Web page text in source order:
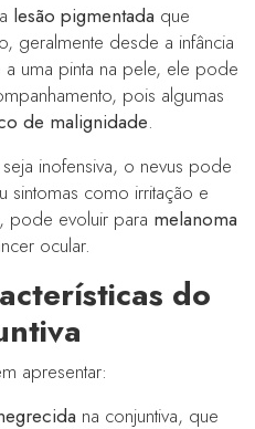
lesão pigmentada que
geralmente desde a infância
uma pinta na pele, ele pode
pois algumas
de malignidade.
inofensiva, o nevus pode
sintomas como irritação e
pode evoluir para melanoma
ocular.
do
apresentar:
na conjuntiva, que